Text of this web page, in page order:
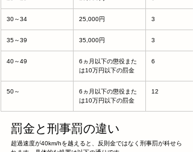
30～34 25,000円 3
35～39 35,000円 3
40～49
6ヵ月以下の懲役また
は10万円以下の罰金
6
50～
6ヵ月以下の懲役また
は10万円以下の罰金
12
罰金と刑事罰の違い
超過速度が40km/hを越えると、反則金ではなく刑事罰が科せら